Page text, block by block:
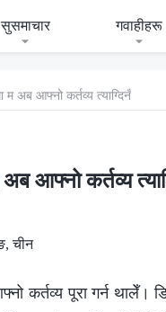
सुसमाचार गवाहीहरू
अब आफ्नो कर्तव्य त्याग्दिनँ
आफ्नो कर्तव्य
चीन
कर्तव्य पूरा गर्न थालेँ।